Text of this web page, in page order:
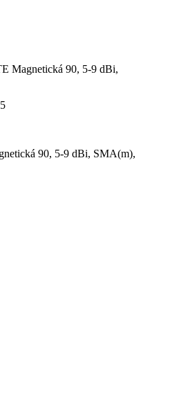
Magnetická 90, 5-9 dBi,
90, 5-9 dBi, SMA(m),